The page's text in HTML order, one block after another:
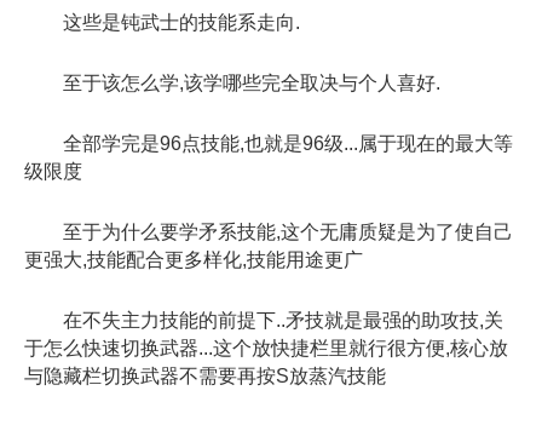
这些是钝武士的技能系走向.
至于该怎么学,该学哪些完全取决与个人喜好.
全部学完是96点技能,也就是96级...属于现在的最大等
级限度
至于为什么要学矛系技能,这个无庸质疑是为了使自己
更强大,技能配合更多样化,技能用途更广
在不失主力技能的前提下..矛技就是最强的助攻技,关
于怎么快速切换武器...这个放快捷栏里就行很方便,核心放
与隐藏栏切换武器不需要再按S放蒸汽技能